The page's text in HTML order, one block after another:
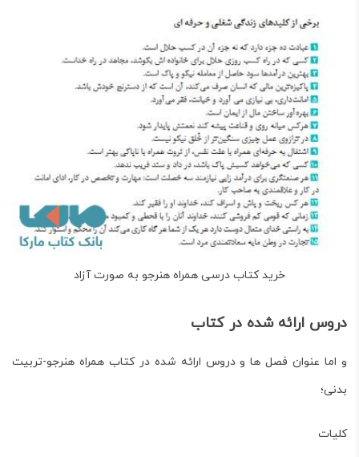
خرید کتاب درسی همراه هنرجو به صورت آزاد
دروس ارائه شده در کتاب
و اما عنوان فصل ها و دروس ارائه شده در کتابهمراه هنرجو-تربیت
بدنی؛
کلیات